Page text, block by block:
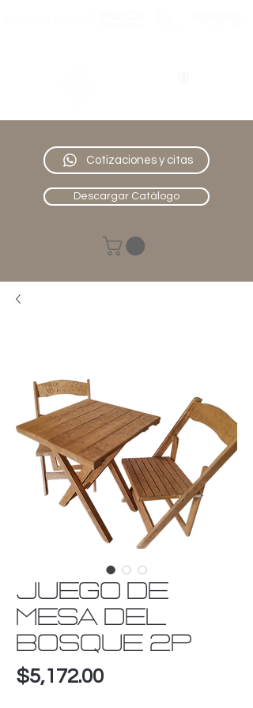
Cotizaciones y citas
Descargar Catálogo
JUEGO DE
MESA DEL
BOSQUE 2P
$5,172.00Precio